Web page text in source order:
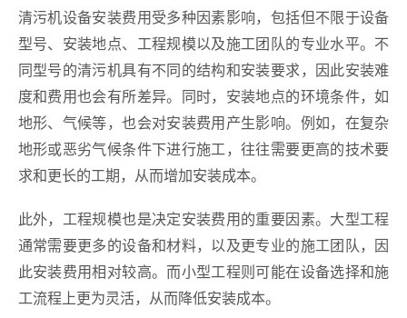
清污机设备安装费用受多种因素影响，包括但不限于设备
型号、安装地点、工程规模以及施工团队的专业水平。不
同型号的清污机具有不同的结构和安装要求，因此安装难
度和费用也会有所差异。同时，安装地点的环境条件，如
地形、气候等，也会对安装费用产生影响。例如，在复杂
地形或恶劣气候条件下进行施工，往往需要更高的技术要
求和更长的工期，从而增加安装成本。
此外，工程规模也是决定安装费用的重要因素。大型工程
通常需要更多的设备和材料，以及更专业的施工团队，因
此安装费用相对较高。而小型工程则可能在设备选择和施
工流程上更为灵活，从而降低安装成本。